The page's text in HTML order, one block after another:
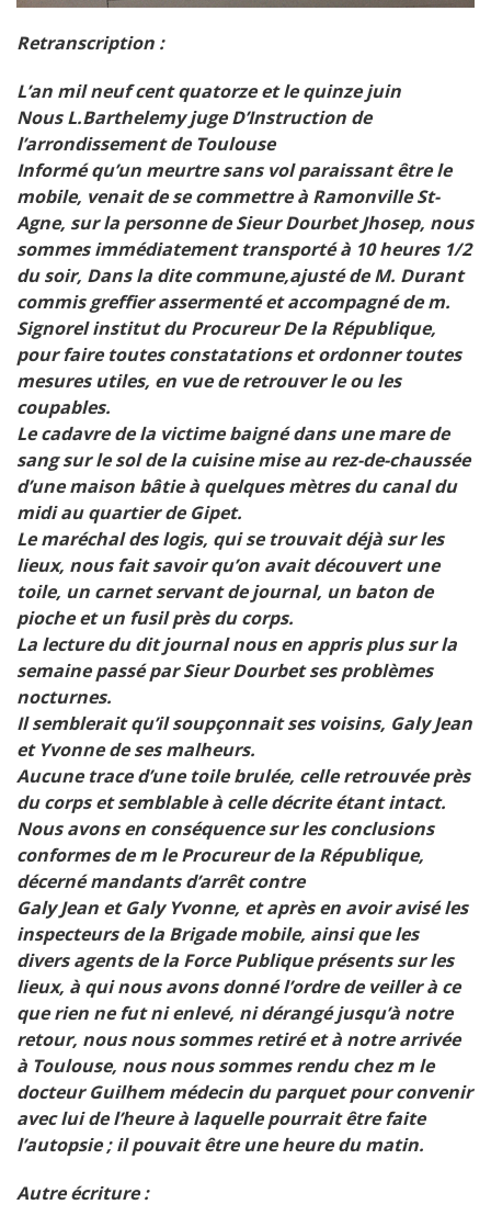
Retranscription :
L’an mil neuf cent quatorze et le quinze juin
Nous L.Barthelemy juge D’Instruction de
l’arrondissement de Toulouse
Informé qu’un meurtre sans vol paraissant être le
mobile, venait de se commettre à Ramonville St-
Agne, sur la personne de Sieur Dourbet Jhosep, nous
sommes immédiatement transporté à 10 heures 1/2
du soir, Dans la dite commune,ajusté de M. Durant
commis greffier assermenté et accompagné de m.
Signorel institut du Procureur De la République,
pour faire toutes constatations et ordonner toutes
mesures utiles, en vue de retrouver le ou les
coupables.
Le cadavre de la victime baigné dans une mare de
sang sur le sol de la cuisine mise au rez-de-chaussée
d’une maison bâtie à quelques mètres du canal du
midi au quartier de Gipet.
Le maréchal des logis, qui se trouvait déjà sur les
lieux, nous fait savoir qu’on avait découvert une
toile, un carnet servant de journal, un baton de
pioche et un fusil près du corps.
La lecture du dit journal nous en appris plus sur la
semaine passé par Sieur Dourbet ses problèmes
nocturnes.
Il semblerait qu’il soupçonnait ses voisins, Galy Jean
et Yvonne de ses malheurs.
Aucune trace d’une toile brulée, celle retrouvée près
du corps et semblable à celle décrite étant intact.
Nous avons en conséquence sur les conclusions
conformes de m le Procureur de la République,
décerné mandants d’arrêt contre
Galy Jean et Galy Yvonne, et après en avoir avisé les
inspecteurs de la Brigade mobile, ainsi que les
divers agents de la Force Publique présents sur les
lieux, à qui nous avons donné l’ordre de veiller à ce
que rien ne fut ni enlevé, ni dérangé jusqu’à notre
retour, nous nous sommes retiré et à notre arrivée
à Toulouse, nous nous sommes rendu chez m le
docteur Guilhem médecin du parquet pour convenir
avec lui de l’heure à laquelle pourrait être faite
l’autopsie ; il pouvait être une heure du matin.
Autre écriture :